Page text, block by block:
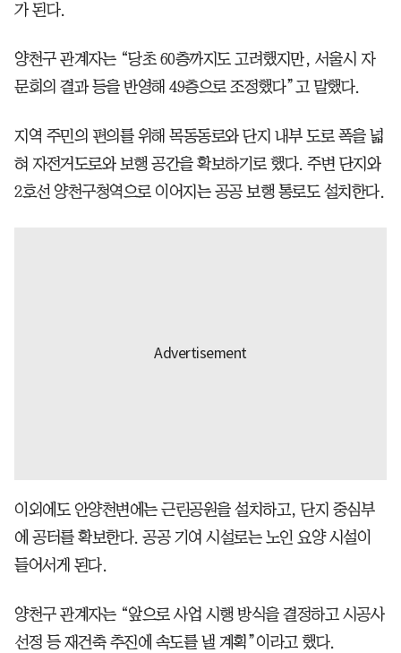
가 된다.
양천구 관계자는 “당초 60층까지도 고려했지만, 서울시 자
문회의 결과 등을 반영해 49층으로 조정했다”고 말했다.
지역 주민의 편의를 위해 목동동로와 단지 내부 도로 폭을 넓
혀 자전거도로와 보행 공간을 확보하기로 했다. 주변 단지와
2호선 양천구청역으로 이어지는 공공 보행 통로도 설치한다.
이외에도 안양천변에는 근린공원을 설치하고, 단지 중심부
에 공터를 확보한다. 공공 기여 시설로는 노인 요양 시설이
들어서게 된다.
양천구 관계자는 “앞으로 사업 시행 방식을 결정하고 시공사
선정 등 재건축 추진에 속도를 낼 계획”이라고 했다.